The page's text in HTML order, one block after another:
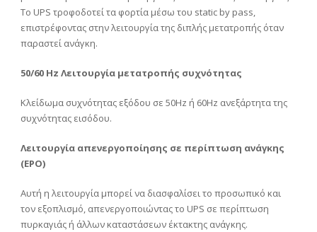
Το UPS τροφοδοτεί τα φορτία μέσω του static by pass,
επιστρέφοντας στην λειτουργία της διπλής μετατροπής όταν
παραστεί ανάγκη.
50/60 Hz Λειτουργία μετατροπής συχνότητας
Κλείδωμα συχνότητας εξόδου σε 50Hz ή 60Hz ανεξάρτητα της
συχνότητας εισόδου.
Λειτουργία απενεργοποίησης σε περίπτωση ανάγκης
(ΕΡΟ)
Αυτή η λειτουργία μπορεί να διασφαλίσει το προσωπικό και
τον εξοπλισμό, απενεργοποιώντας το UPS σε περίπτωση
πυρκαγιάς ή άλλων καταστάσεων έκτακτης ανάγκης.